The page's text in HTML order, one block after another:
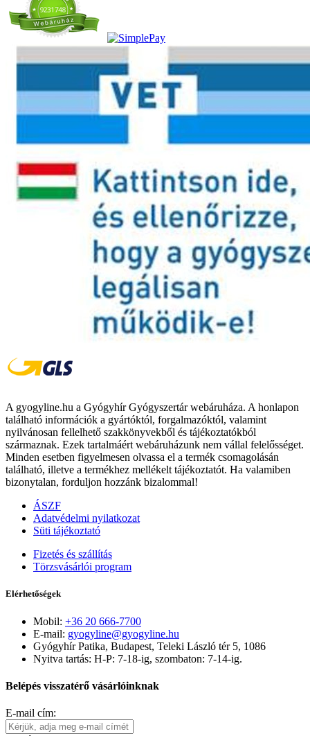
A gyogyline.hu a Gyógyhír Gyógyszertár webáruháza. A honlapon
található információk a gyártóktól, forgalmazóktól, valamint
nyilvánosan fellelhető szakkönyvekből és tájékoztatókból
származnak. Ezek tartalmáért webáruházunk nem vállal felelősséget.
Minden esetben figyelmesen olvassa el a termék csomagolásán
található, illetve a termékhez mellékelt tájékoztatót. Ha valamiben
bizonytalan, forduljon hozzánk bizalommal!
ÁSZF
Adatvédelmi nyilatkozat
Süti tájékoztató
Fizetés és szállítás
Törzsvásárlói program
Elérhetőségek
Mobil: +36 20 666-7700
E-mail: gyogyline@gyogyline.hu
Gyógyhír Patika, Budapest, Teleki László tér 5, 1086
Nyitva tartás: H-P: 7-18-ig, szombaton: 7-14-ig.
Belépés visszatérő vásárlóinknak
E-mail cím: